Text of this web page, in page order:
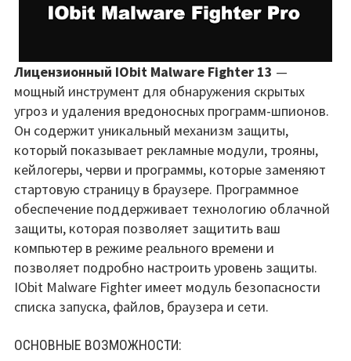
pro
(2026).
Лицензионный IObit Malware Fighter 13 —
мощный инструмент для обнаружения скрытых
угроз и удаления вредоносных программ-шпионов.
Он содержит уникальный механизм защиты,
который показывает рекламные модули, трояны,
кейлогеры, черви и программы, которые заменяют
стартовую страницу в браузере. Программное
обеспечение поддерживает технологию облачной
защиты, которая позволяет защитить ваш
компьютер в режиме реального времени и
позволяет подробно настроить уровень защиты.
IObit Malware Fighter имеет модуль безопасности
списка запуска, файлов, браузера и сети.
ОСНОВНЫЕ ВОЗМОЖНОСТИ: